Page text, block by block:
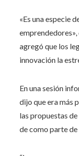
«Es una especie
agregó que los
innovación la
En una sesión
dijo que era más
las propuestas
de como parte